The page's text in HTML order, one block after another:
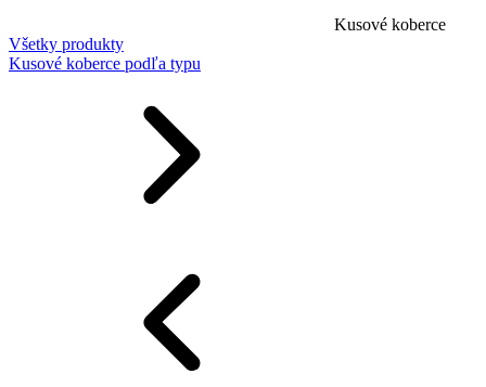
Kusové koberce
Všetky produkty
Kusové koberce podľa typu